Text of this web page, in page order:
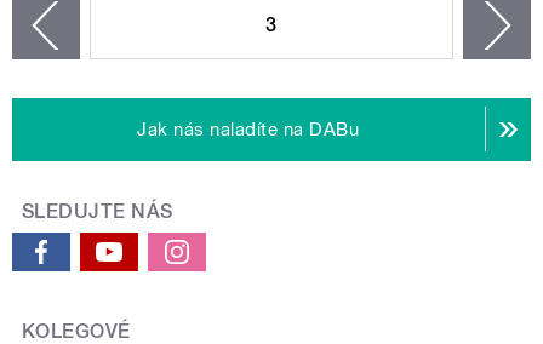
3
Jak nás naladíte na DABu
SLEDUJTE NÁS
KOLEGOVÉ